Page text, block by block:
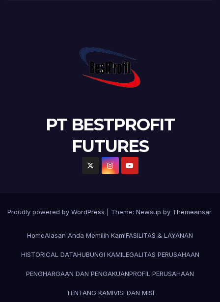
PT BESTPROFIT
FUTURES
Proudly powered by WordPress Theme: Newsup by Themeansar.
HomeAlasan Anda Memilih KamiFASILITAS & LAYANAN
HISTORICAL DATAHUBUNGI KAMILEGALITAS PERUSAHAAN
PENGHARGAAN DAN PENGAKUANPROFIL PERUSAHAAN
TENTANG KAMIVISI DAN MISI